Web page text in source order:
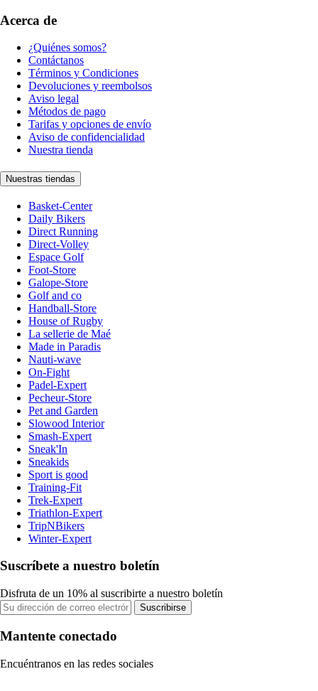
Acerca de
¿Quiénes somos?
Contáctanos
Términos y Condiciones
Devoluciones y reembolsos
Aviso legal
Métodos de pago
Tarifas y opciones de envío
Aviso de confidencialidad
Nuestra tienda
Nuestras tiendas
Basket-Center
Daily Bikers
Direct Running
Direct-Volley
Espace Golf
Foot-Store
Galope-Store
Golf and co
Handball-Store
House of Rugby
La sellerie de Maé
Made in Paradis
Nauti-wave
On-Fight
Padel-Expert
Pecheur-Store
Pet and Garden
Slowood Interior
Smash-Expert
Sneak'In
Sneakids
Sport is good
Training-Fit
Trek-Expert
Triathlon-Expert
TripNBikers
Winter-Expert
Suscríbete a nuestro boletín
Disfruta de un 10% al suscribirte a nuestro boletín
Suscribirse
Mantente conectado
Encuéntranos en las redes sociales